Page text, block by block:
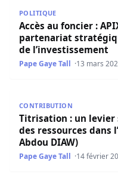
POLITIQUE
Accès au foncier :
partenariat
de l’investissement
Pape Gaye Tall 13 mars
CONTRIBUTION
Titrisation : un
des ressources dans
Abdou DIAW)
Pape Gaye Tall 14 février